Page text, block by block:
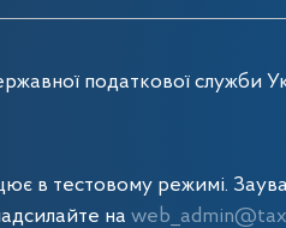
податкової служби
в тестовому режимі.
на